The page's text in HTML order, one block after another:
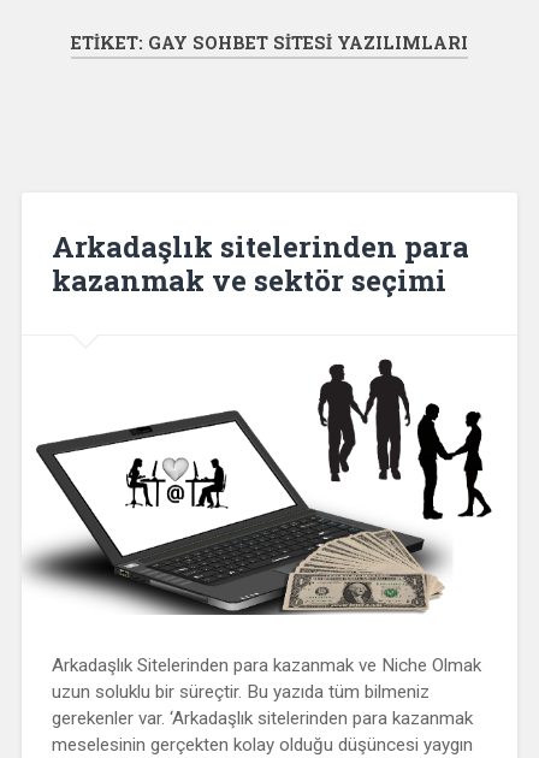
ETIKET: GAY SOHBET SITESI YAZILIMLARI
Arkadaşlık sitelerinden para
kazanmak ve sektör seçimi
Arkadaşlık Sitelerinden para kazanmak ve Niche Olmak
uzun soluklu bir süreçtir. Bu yazıda tüm bilmeniz
gerekenler var. ‘Arkadaşlık sitelerinden para kazanmak
meselesinin gerçekten kolay olduğu düşüncesi yaygın